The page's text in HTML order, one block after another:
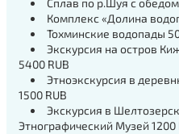
Сплав по р.Шуя с обедом
Комплекс «Долина
Тохминские водопады
Экскурсия на остров
5400 RUB
Этноэкскурсия в
1500 RUB
Экскурсия в
Этнографический Музей 1200